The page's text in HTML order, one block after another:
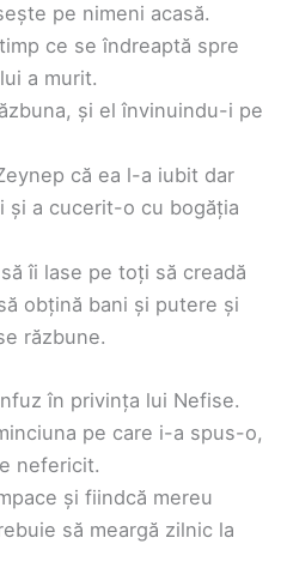
pe nimeni acasă.
ce se îndreaptă spre
a murit.
și el învinuindu-i pe
că ea l-a iubit dar
și a cucerit-o cu bogăția
îi lase pe toți să creadă
obțină bani și putere și
răzbune.
în privința lui Nefise.
pe care i-a spus-o,
nefericit.
și fiindcă mereu
să meargă zilnic la